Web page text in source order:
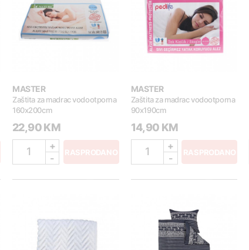
MASTER
Zaštita za madrac vodootporna
160x200cm
22,90 KM
1
+
-
RASPRODANO
MASTER
Zaštita za madrac vodootporna
90x190cm
14,90 KM
1
+
-
RASPRODANO